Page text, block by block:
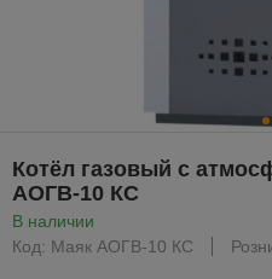
Котёл газовый с
АОГВ-10 КС
В наличии
Код: Маяк АОГВ-10 КС